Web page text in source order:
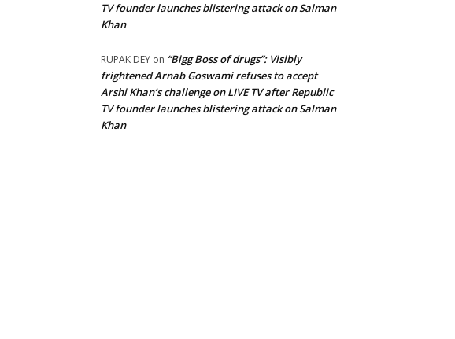
TV founder launches blistering attack on Salman
Khan
RUPAK DEY on “Bigg Boss of drugs”: Visibly
frightened Arnab Goswami refuses to accept
Arshi Khan’s challenge on LIVE TV after Republic
TV founder launches blistering attack on Salman
Khan